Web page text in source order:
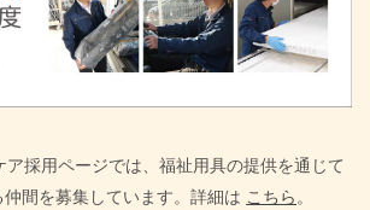
採用ページでは、福祉用具の提供を通じて
間を募集しています。詳細は こちら。